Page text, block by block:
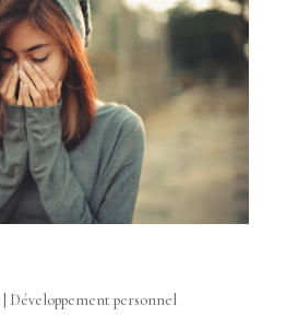
Développement personnel